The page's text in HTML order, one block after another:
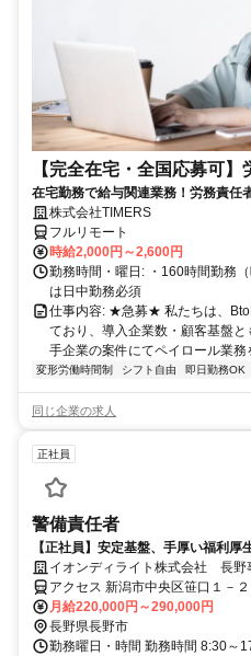
【完全在宅・全国応募可
在宅勤務で給与関連業務！労務責任
ぎたい方、注目！
株式会社TIMERS
フルリモート
時給2,000円～2,600円
勤務時間・曜日: ・160時間勤務
は日中勤務必須
仕事内容: ★急募★ 私たちは、
ており、導入企業数・顧客基盤
手企業の案件にてペイロール業務
変形労働時間制 シフト自由 即日勤務OK
同じ企業の求人
正社員
警備責任者
【正社員】安定基盤、手厚い福利
で、思う存分キャリアアップ！
イオンディライト株式会社 長野
アクセス 新潟市中央区笹口１－
月給220,000円～290,000円
長野県長野市
勤務曜日・時間 勤務時間 8:30～